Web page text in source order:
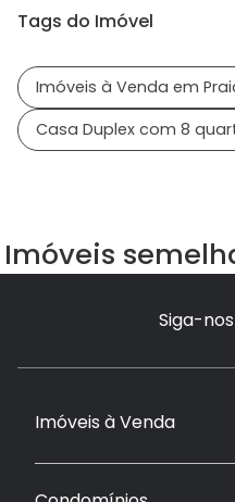
Tags do Imóvel
Imóveis à Venda em
Casa Duplex com 8
Imóveis
Siga-nos
Imóveis à Venda